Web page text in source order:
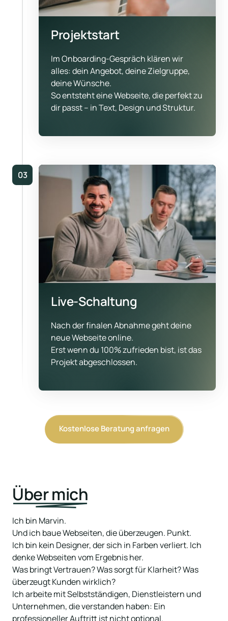
Projektstart
Im Onboarding-Gespräch klären wir
alles: dein Angebot, deine Zielgruppe,
deine Wünsche.
So entsteht eine Webseite, die perfekt zu
dir passt – in Text, Design und Struktur.
03
Live-Schaltung
Nach der finalen Abnahme geht deine
neue Webseite online.
Erst wenn du 100% zufrieden bist, ist das
Projekt abgeschlossen.
Kostenlose Beratung anfragen
Über mich
Ich bin Marvin.
Und ich baue Webseiten, die überzeugen. Punkt.
Ich bin kein Designer, der sich in Farben verliert. Ich
denke Webseiten vom Ergebnis her.
Was bringt Vertrauen? Was sorgt für Klarheit? Was
überzeugt Kunden wirklich?
Ich arbeite mit Selbstständigen, Dienstleistern und
Unternehmen, die verstanden haben: Ein
professioneller Auftritt ist nicht optional.